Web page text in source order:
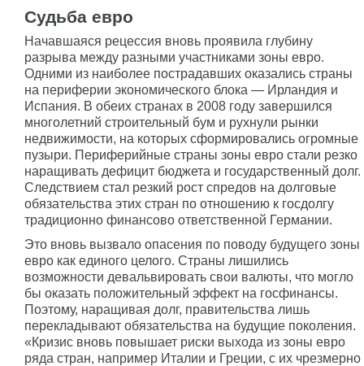
Судьба евро
Начавшаяся рецессия вновь проявила глубину
разрыва между разными участниками зоны евро.
Одними из наиболее пострадавших оказались страны
на периферии экономического блока — Ирландия и
Испания. В обеих странах в 2008 году завершился
многолетний строительный бум и рухнули рынки
недвижимости, на которых сформировались огромные
пузыри. Периферийные страны зоны евро стали резко
наращивать дефицит бюджета и государственный долг.
Следствием стал резкий рост спредов на долговые
обязательства этих стран по отношению к госдолгу
традиционно финансово ответственной Германии.
Это вновь вызвало опасения по поводу будущего зоны
евро как единого целого. Страны лишились
возможности девальвировать свои валюты, что могло
бы оказать положительный эффект на госфинансы.
Поэтому, наращивая долг, правительства лишь
перекладывают обязательства на будущие поколения.
«Кризис вновь повышает риски выхода из зоны евро
ряда стран, например Италии и Греции, с их чрезмерно